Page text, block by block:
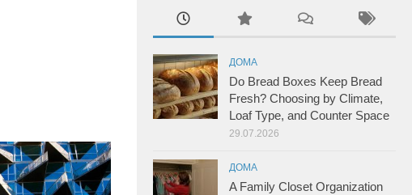
ДОМА
Do Bread Boxes Keep Bread
Fresh? Choosing by Climate,
Loaf Type, and Counter Space
29.07.2026
ДОМА
A Family Closet Organization